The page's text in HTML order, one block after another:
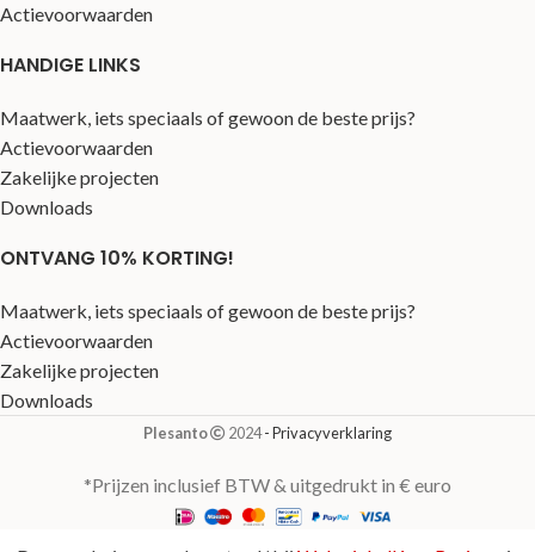
Actievoorwaarden
HANDIGE LINKS
Maatwerk, iets speciaals of gewoon de beste prijs?
Actievoorwaarden
Zakelijke projecten
Downloads
ONTVANG 10% KORTING!
Maatwerk, iets speciaals of gewoon de beste prijs?
Actievoorwaarden
Zakelijke projecten
Downloads
Plesanto 2024- Privacyverklaring
*Prijzen inclusief BTW & uitgedrukt in € euro